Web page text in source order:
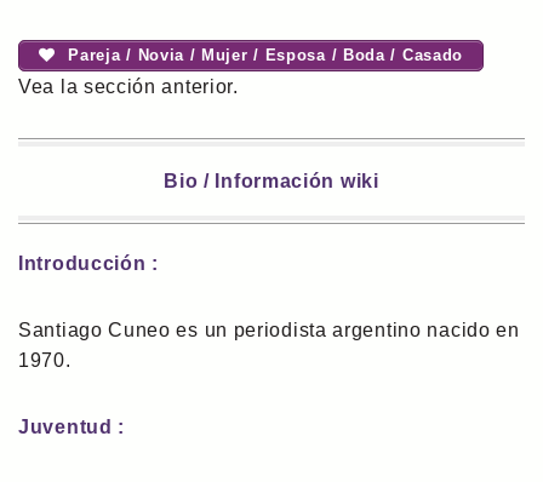
Pareja / Novia / Mujer / Esposa / Boda / Casado
Vea la sección anterior.
Bio / Información wiki
Introducción :
Santiago Cuneo es un periodista argentino nacido en
1970.
Juventud :